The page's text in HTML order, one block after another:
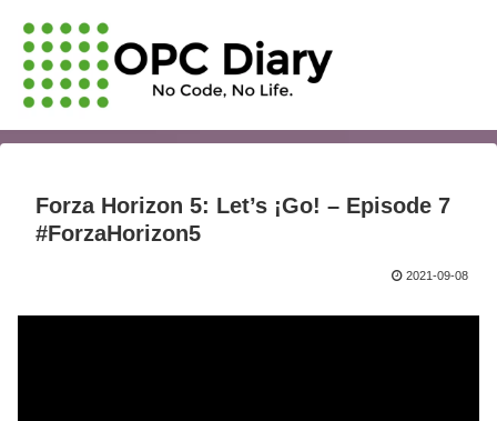
Forza Horizon 5: Let’s ¡Go! – Episode 7
#ForzaHorizon5
2021-09-08